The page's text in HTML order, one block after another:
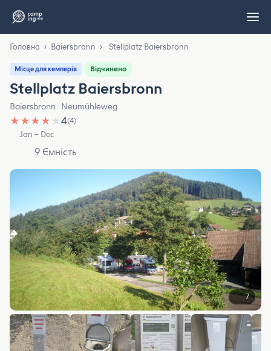
Головна › Baiersbronn › Stellplatz Baiersbronn
Місце для кемперів Відчинено
Stellplatz Baiersbronn
Baiersbronn · Neumühleweg
★ ★ ★ ★ ★4(4)
Jan – Dec
9 Ємність
7